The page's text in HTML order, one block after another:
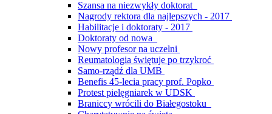
Szansa na niezwykły doktorat
Nagrody rektora dla najlepszych - 2017
Habilitacje i doktoraty - 2017
Doktoraty od nowa
Nowy profesor na uczelni
Reumatologia świętuje po trzykroć
Samo-rządź dla UMB
Benefis 45-lecia pracy prof. Popko
Protest pielęgniarek w UDSK
Braniccy wrócili do Białegostoku